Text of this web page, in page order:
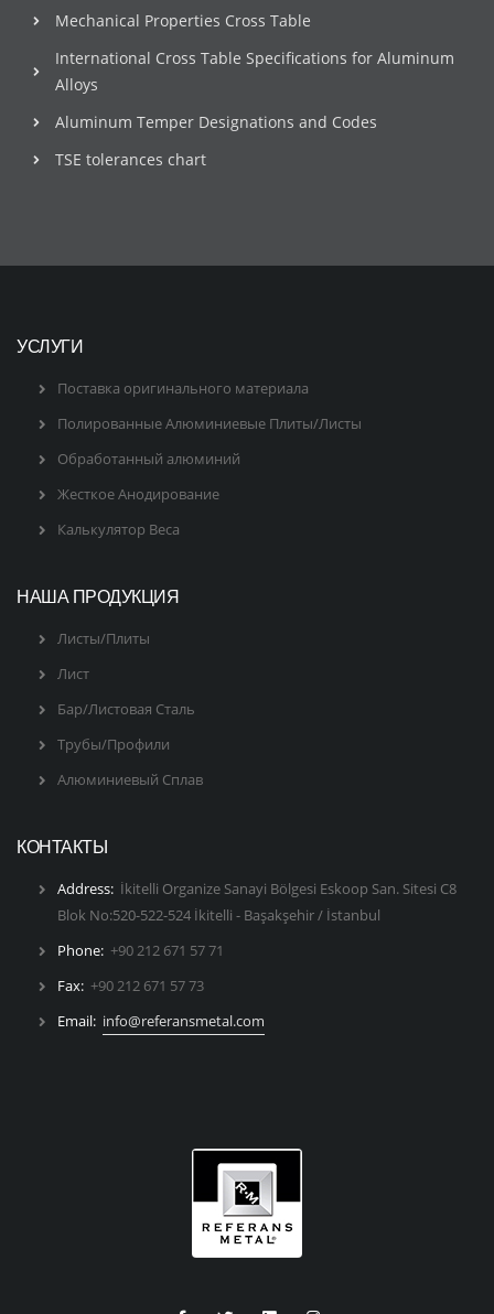
Mechanical Properties Cross Table
International Cross Table Specifications for Aluminum
Alloys
Aluminum Temper Designations and Codes
TSE tolerances chart
УСЛУГИ
Поставка оригинального материала
Полированные Алюминиевые Плиты/Листы
Обработанный алюминий
Жесткое Анодирование
Калькулятор Веса
НАША ПРОДУКЦИЯ
Листы/Плиты
Лист
Бар/Листовая Сталь
Трубы/Профили
Алюминиевый Сплав
КОНТАКТЫ
Address: İkitelli Organize Sanayi Bölgesi Eskoop San. Sitesi C8
Blok No:520-522-524 İkitelli - Başakşehir / İstanbul
Phone: +90 212 671 57 71
Fax: +90 212 671 57 73
Email: info@referansmetal.com